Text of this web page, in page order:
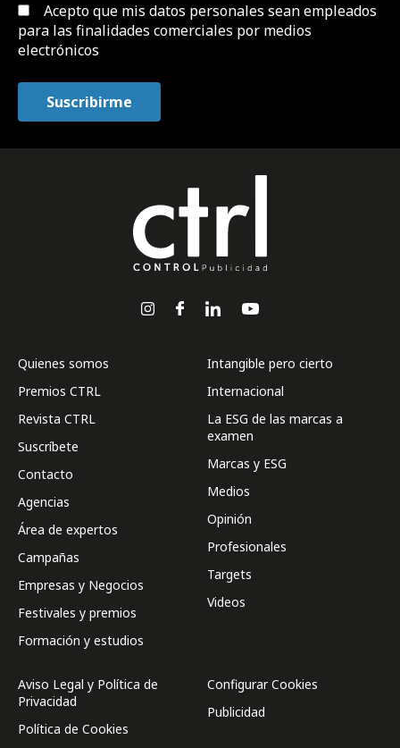
Acepto que mis datos personales sean empleados
para las finalidades comerciales por medios
electrónicos
Quienes somos
Premios CTRL
Revista CTRL
Suscríbete
Contacto
Agencias
Área de expertos
Campañas
Empresas y Negocios
Festivales y premios
Formación y estudios
Intangible pero cierto
Internacional
La ESG de las marcas a
examen
Marcas y ESG
Medios
Opinión
Profesionales
Targets
Videos
Aviso Legal y Política de
Privacidad
Política de Cookies
Configurar Cookies
Publicidad